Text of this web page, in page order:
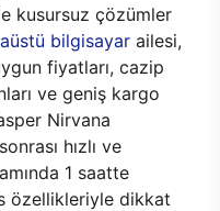
kusursuz çözümler
bilgisayar ailesi,
fiyatları, cazip
ve geniş kargo
Nirvana
hızlı ve
1 saatte
özellikleriyle dikkat